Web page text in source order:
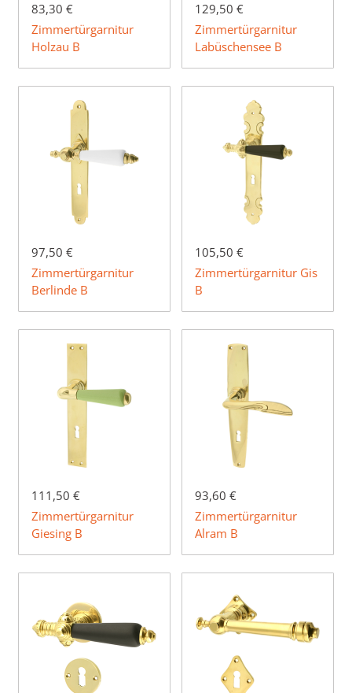
83,30 €
Zimmertürgarnitur
Holzau B
129,50 €
Zimmertürgarnitur
Labüschensee B
97,50 €
Zimmertürgarnitur
Berlinde B
105,50 €
Zimmertürgarnitur Gis
B
111,50 €
Zimmertürgarnitur
Giesing B
93,60 €
Zimmertürgarnitur
Alram B